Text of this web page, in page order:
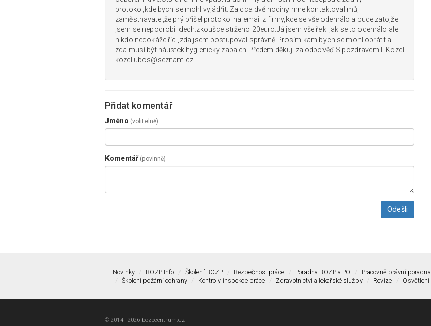
protokol,kde bych se mohl vyjádřit..Za cca dvě hodiny mne kontaktoval můj
zaměstnavatel,že prý přišel protokol na email z firmy,kde se vše odehrálo a bude zato,že
jsem se nepodrobil dech.zkoušce strženo 20euro.Já jsem vše řekl jak se to odehrálo ale
nikdo nedokáže říci,zda jsem postupoval správně.Prosím kam bych se mohl obrátit a
zda musí být náustek hygienicky zabalen.Předem děkuji za odpověď.S pozdravem L.Kozel
kozellubos@seznam.cz
Přidat komentář
Jméno (volitelně)
Komentář (povinně)
Odešli
Novinky BOZP Info Školení BOZP Bezpečnost práce Poradna BOZP a PO Pracovně právní poradna
Školení požární ochrany
Kontroly inspekce práce Zdravotnictví a lékařské služby Revize Osvětlení
© 2014 - 2026 bozpcentrum.cz